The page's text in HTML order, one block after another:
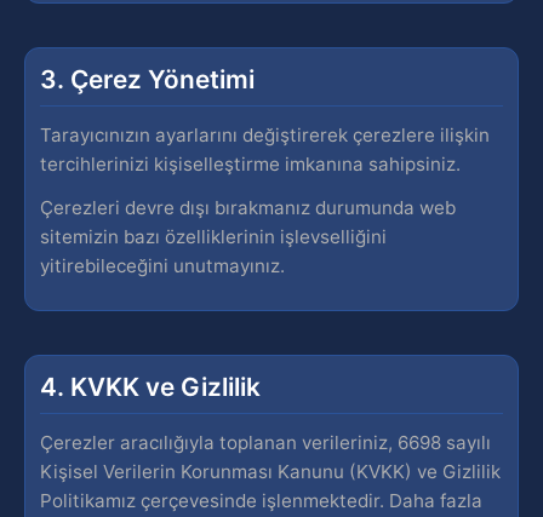
3. Çerez Yönetimi
Tarayıcınızın ayarlarını değiştirerek çerezlere ilişkin
tercihlerinizi kişiselleştirme imkanına sahipsiniz.
Çerezleri devre dışı bırakmanız durumunda web
sitemizin bazı özelliklerinin işlevselliğini
yitirebileceğini unutmayınız.
4. KVKK ve Gizlilik
Çerezler aracılığıyla toplanan verileriniz, 6698 sayılı
Kişisel Verilerin Korunması Kanunu (KVKK) ve Gizlilik
Politikamız çerçevesinde işlenmektedir. Daha fazla